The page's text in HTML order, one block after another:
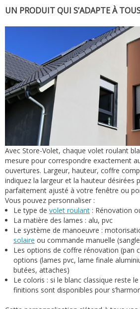
UN PRODUIT QUI S’ADAPTE À
Avec Store-Volet, chaque volet roulant
mesure pour correspondre exactement
ouvertures. Largeur, hauteur, coffre
indiquez la largeur et la hauteur désirées
parfaitement ajusté à votre fenêtre ou
Vous pouvez personnaliser :
Le type de volet roulant: Rénovation
La matière des lames : alu, pvc
Le système de manoeuvre :
solaire ou commande manuelle
Les options de coffre rénovation (pan
options (lames pvc, lame finale
butées, attaches)
Le coloris : si le blanc classique reste
finitions sont disponibles pour